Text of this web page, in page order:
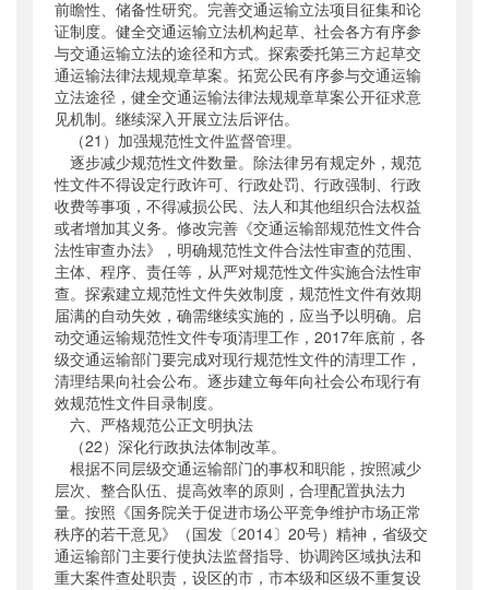
前瞻性、储备性研究。完善交通运输立法项目征集和论
证制度。健全交通运输立法机构起草、社会各方有序参
与交通运输立法的途径和方式。探索委托第三方起草交
通运输法律法规规章草案。拓宽公民有序参与交通运输
立法途径，健全交通运输法律法规规章草案公开征求意
见机制。继续深入开展立法后评估。
（21）加强规范性文件监督管理。
逐步减少规范性文件数量。除法律另有规定外，规范
性文件不得设定行政许可、行政处罚、行政强制、行政
收费等事项，不得减损公民、法人和其他组织合法权益
或者增加其义务。修改完善《交通运输部规范性文件合
法性审查办法》，明确规范性文件合法性审查的范围、
主体、程序、责任等，从严对规范性文件实施合法性审
查。探索建立规范性文件失效制度，规范性文件有效期
届满的自动失效，确需继续实施的，应当予以明确。启
动交通运输规范性文件专项清理工作，2017年底前，各
级交通运输部门要完成对现行规范性文件的清理工作，
清理结果向社会公布。逐步建立每年向社会公布现行有
效规范性文件目录制度。
六、严格规范公正文明执法
（22）深化行政执法体制改革。
根据不同层级交通运输部门的事权和职能，按照减少
层次、整合队伍、提高效率的原则，合理配置执法力
量。按照《国务院关于促进市场公平竞争维护市场正常
秩序的若干意见》（国发〔2014〕20号）精神，省级交
通运输部门主要行使执法监督指导、协调跨区域执法和
重大案件查处职责，设区的市，市本级和区级不重复设